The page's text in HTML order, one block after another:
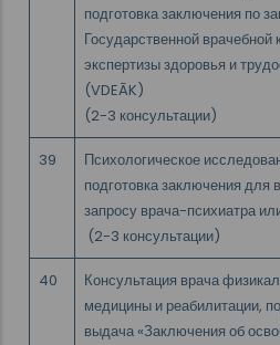
подготовка заключения по
Государственной врачебной
экспертизы здоровья и
(VDEĀK)
(2-3 консультации)
39
Психологическое
подготовка заключения для
запросу врача-психиатра
(2-3 консультации)
40
Консультация врача
медицины и реабилитации,
выдача «Заключения об